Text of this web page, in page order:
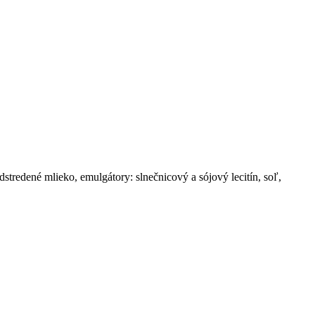
mlieko, emulgátory: slnečnicový a sójový lecitín, soľ,